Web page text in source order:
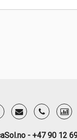
- +47 90 12